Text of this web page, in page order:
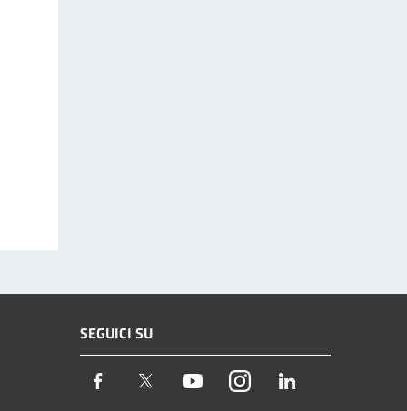
SEGUICI SU
Facebook Twitter YoutubeInstagram